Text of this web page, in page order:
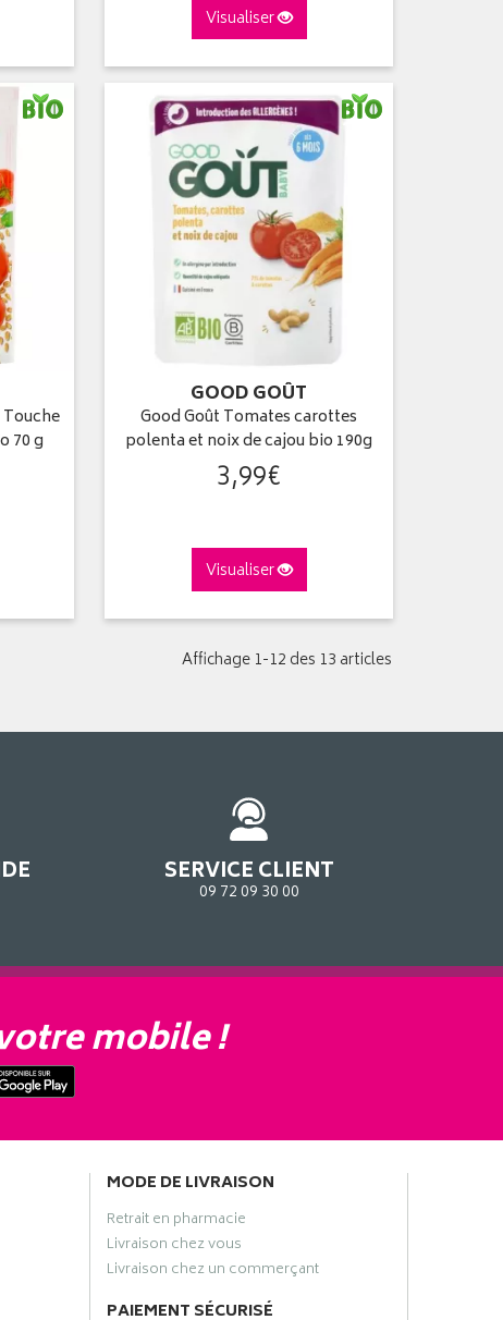
Visualiser
70 g
GOOD GOÛT
Good Goût Tomates carottes
polenta et noix de cajou bio 190g
3,99€
Visualiser
Affichage 1-12 des 13 articles
SERVICE CLIENT
09 72 09 30 00
mobile !
MODE DE LIVRAISON
Retrait en pharmacie
Livraison chez vous
Livraison chez un commerçant
PAIEMENT SÉCURISÉ